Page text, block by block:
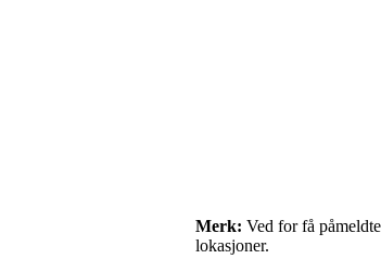
Merk: Ved for få
lokasjoner.